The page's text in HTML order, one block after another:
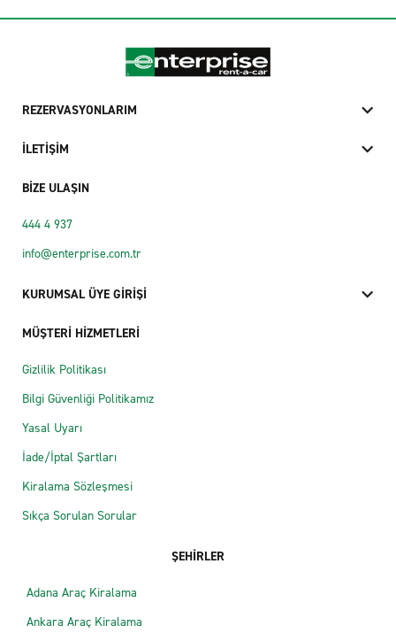
REZERVASYONLARIM
İLETİŞİM
BİZE ULAŞIN
444 4 937
info@enterprise.com.tr
KURUMSAL ÜYE GİRİŞİ
MÜŞTERİ HİZMETLERİ
Gizlilik Politikası
Bilgi Güvenliği Politikamız
Yasal Uyarı
İade/İptal Şartları
Kiralama Sözleşmesi
Sıkça Sorulan Sorular
ŞEHİRLER
Adana Araç Kiralama
Ankara Araç Kiralama